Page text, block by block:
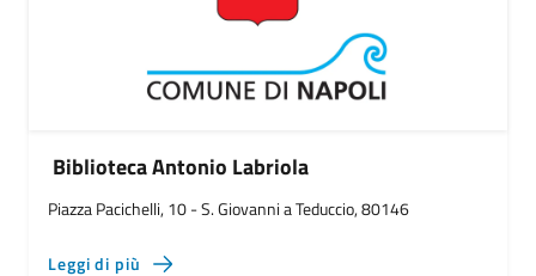
Biblioteca Antonio Labriola
Piazza Pacichelli, 10 - S. Giovanni a Teduccio, 80146
Leggi di più